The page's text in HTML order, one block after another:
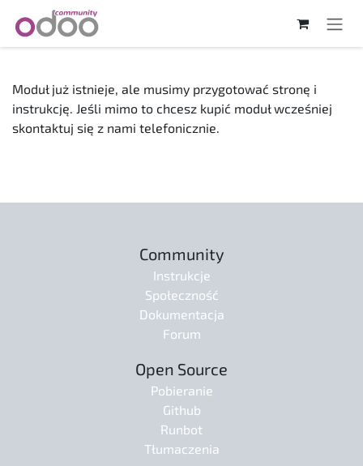
Skip to Content
Moduł już istnieje, ale musimy przygotować stronę i
instrukcję. Jeśli mimo to chcesz kupić moduł wcześniej
skontaktuj się z nami telefonicznie.
Community
Instrukcje
Społeczność
Dokumentacja
Forum
Open Source
Pobieranie
Github
Runbot
Tłumaczenia